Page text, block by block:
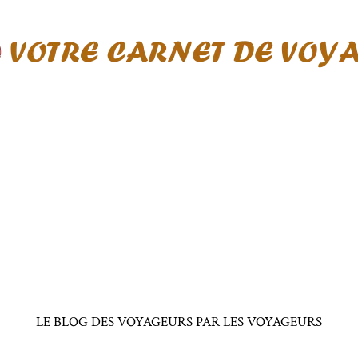
LE BLOG DES VOYAGEURS PAR LES VOYAGEURS